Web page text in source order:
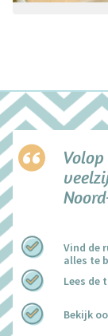
Vind de
alles te
Lees de
Bekijk